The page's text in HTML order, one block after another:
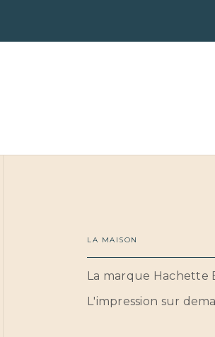
LA MAISON
La marque Hachette
L'impression sur